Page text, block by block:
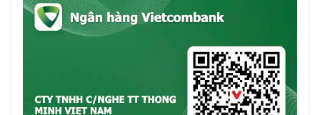
Sản phẩm máy dò cầm tay PD-140N mua ở đâu giá rẻ nhất tại
Liên hệ với chúng tôi theo số hotline: 0936611372, để
nhận ngay những tư vấn miễn phí, hỗ trợ báo giá nhanh
nhất cho sản phẩm máy dò cầm tay PD-140N !!!